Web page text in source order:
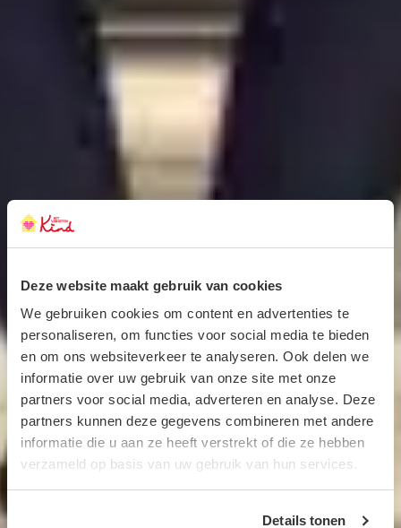
Deze website maakt gebruik van cookies
We gebruiken cookies om content en advertenties te
personaliseren, om functies voor social media te bieden
en om ons websiteverkeer te analyseren. Ook delen we
informatie over uw gebruik van onze site met onze
partners voor social media, adverteren en analyse. Deze
partners kunnen deze gegevens combineren met andere
informatie die u aan ze heeft verstrekt of die ze hebben
verzameld op basis van uw gebruik van hun services.
Details tonen